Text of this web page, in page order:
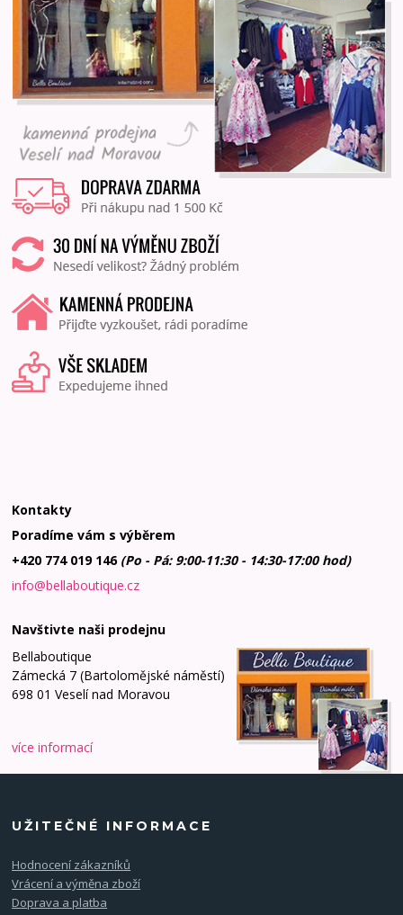
Kontakty
Poradíme vám s výběrem
+420 774 019 146 (Po - Pá: 9:00-11:30 - 14:30-17:00 hod)
info@bellaboutique.cz
Navštivte naši prodejnu
Bellaboutique
Zámecká 7 (Bartolomějské náměstí)
698 01 Veselí nad Moravou
více informací
UŽITEČNÉ INFORMACE
Hodnocení zákazníků
Vrácení a výměna zboží
Doprava a platba